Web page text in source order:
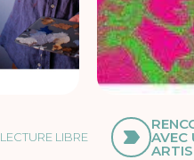
LECTURE LIBRE AVEC